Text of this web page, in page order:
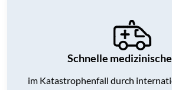
Schnelle
im Katastrophenfall durch